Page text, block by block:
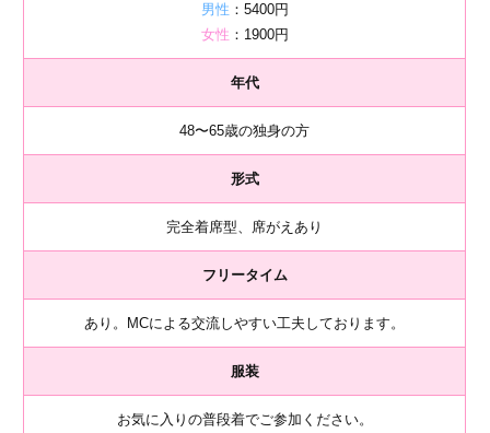
男性 ：5400円
女性 ：1900円
年代
48〜65歳の独身の方
形式
完全着席型、席がえあり
フリータイム
あり。MCによる交流しやすい工夫しております。
服装
お気に入りの普段着でご参加ください。